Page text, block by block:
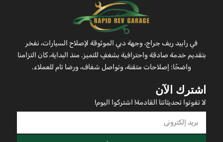
في رابيد ريف جراج، وجهة دبي الموثوقة لإصلاح السيارات، نفخر
بتقديم خدمة صادقة واحترافية بشغفٍ للتميز. منذ البداية، كان التزامنا
واضحًا: إصلاحات متقنة، وتواصل شفاف، ورضا تام للعملاء.
اشترك الآن
لا تفوتوا تحديثاتنا القادمة! اشتركوا اليوم!